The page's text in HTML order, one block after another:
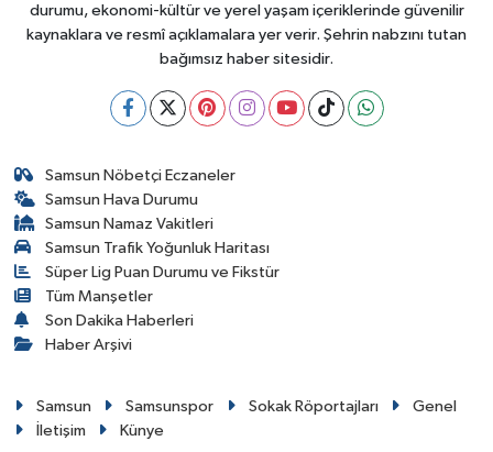
durumu, ekonomi-kültür ve yerel yaşam içeriklerinde güvenilir
kaynaklara ve resmî açıklamalara yer verir. Şehrin nabzını tutan
bağımsız haber sitesidir.
Samsun Nöbetçi Eczaneler
Samsun Hava Durumu
Samsun Namaz Vakitleri
Samsun Trafik Yoğunluk Haritası
Süper Lig Puan Durumu ve Fikstür
Tüm Manşetler
Son Dakika Haberleri
Haber Arşivi
Samsun Samsunspor Sokak Röportajları
Genel
İletişim
Künye